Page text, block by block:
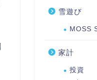
雪遊び
MOSS
家計
投資